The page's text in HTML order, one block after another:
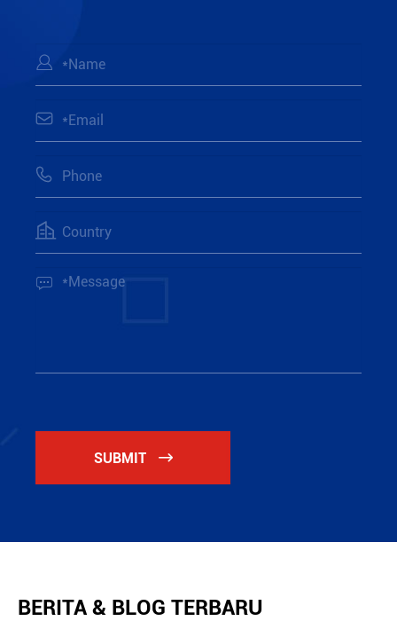





SUBMIT 
BERITA & BLOG TERBARU